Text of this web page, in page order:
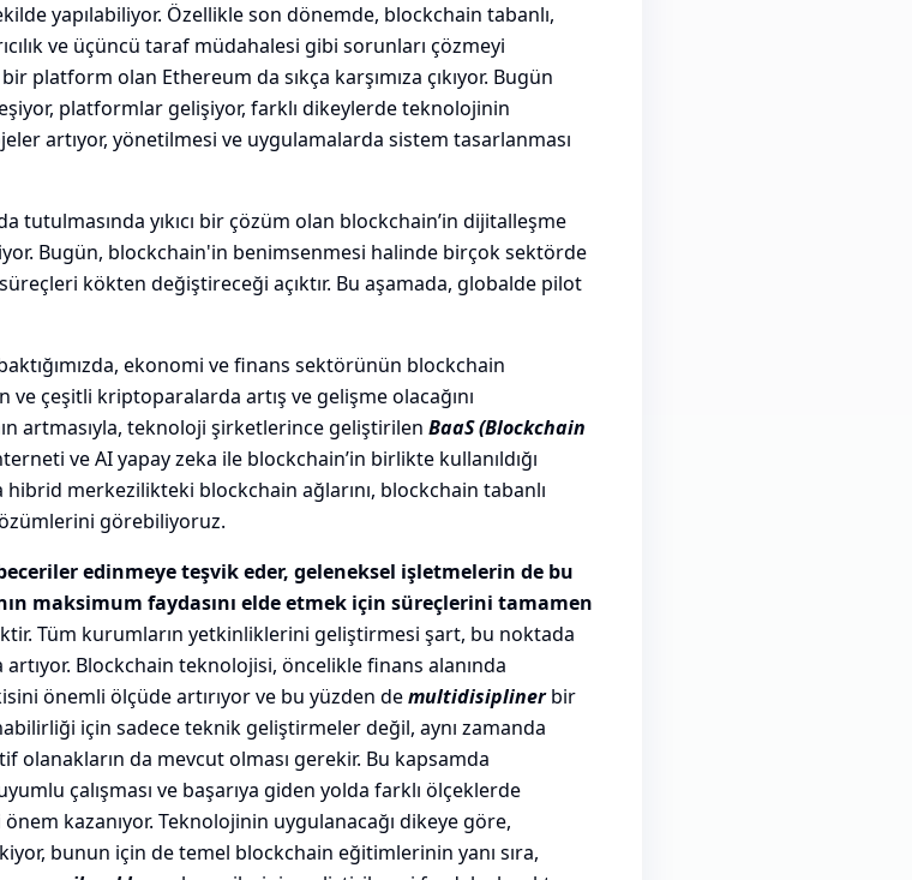
yapılabiliyor. Özellikle son dönemde, blockchain tabanlı,
ve üçüncü taraf müdahalesi gibi sorunları çözmeyi
platform olan Ethereum da sıkça karşımıza çıkıyor. Bugün
platformlar gelişiyor, farklı dikeylerde teknolojinin
artıyor, yönetilmesi ve uygulamalarda sistem tasarlanması
tutulmasında yıkıcı bir çözüm olan blockchain’in dijitalleşme
Bugün, blockchain'in benimsenmesi halinde birçok sektörde
kökten değiştireceği açıktır. Bu aşamada, globalde pilot
ekonomi ve finans sektörünün blockchain
ve çeşitli kriptoparalarda artış ve gelişme olacağını
artmasıyla, teknoloji şirketlerince geliştirilen BaaS (Blockchain
ve AI yapay zeka ile blockchain’in birlikte kullanıldığı
merkezilikteki blockchain ağlarını, blockchain tabanlı
görebiliyoruz.
edinmeye teşvik eder, geleneksel işletmelerin de bu
maksimum faydasını elde etmek için süreçlerini tamamen
Tüm kurumların yetkinliklerini geliştirmesi şart, bu noktada
Blockchain teknolojisi, öncelikle finans alanında
önemli ölçüde artırıyor ve bu yüzden demultidisiplinerbir
için sadece teknik geliştirmeler değil, aynı zamanda
da mevcut olması gerekir. Bu kapsamda
çalışması ve başarıya giden yolda farklı ölçeklerde
kazanıyor. Teknolojinin uygulanacağı dikeye göre,
bunun için de temel blockchain eğitimlerinin yanı sıra,